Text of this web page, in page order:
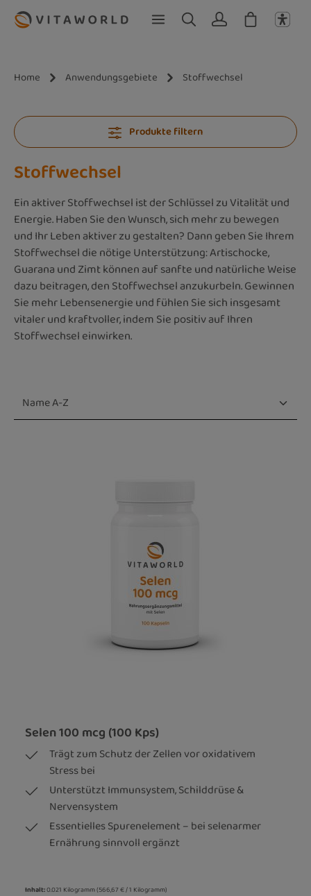
Zum Hauptinhalt springen
Home Anwendungsgebiete Stoffwechsel
Produkte filtern
Stoffwechsel
Ein aktiver Stoffwechsel ist der Schlüssel zu Vitalität und
Energie. Haben Sie den Wunsch, sich mehr zu bewegen
und Ihr Leben aktiver zu gestalten? Dann geben Sie Ihrem
Stoffwechsel die nötige Unterstützung: Artischocke,
Guarana und Zimt können auf sanfte und natürliche Weise
dazu beitragen, den Stoffwechsel anzukurbeln. Gewinnen
Sie mehr Lebensenergie und fühlen Sie sich insgesamt
vitaler und kraftvoller, indem Sie positiv auf Ihren
Stoffwechsel einwirken.
Selen 100 mcg (100 Kps)
Trägt zum Schutz der Zellen vor oxidativem
Stress bei
Unterstützt Immunsystem, Schilddrüse &
Nervensystem
Essentielles Spurenelement – bei selenarmer
Ernährung sinnvoll ergänzt
Inhalt:0.021 Kilogramm(566,67 € / 1 Kilogramm)